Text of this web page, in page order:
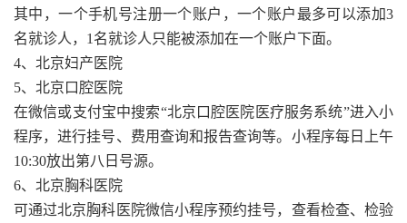
其中，一个手机号注册一个账户，一个账户最多可以添加3
名就诊人，1名就诊人只能被添加在一个账户下面。
4、北京妇产医院
5、北京口腔医院
在微信或支付宝中搜索“北京口腔医院医疗服务系统”进入小
程序，进行挂号、费用查询和报告查询等。小程序每日上午
10:30放出第八日号源。
6、北京胸科医院
可通过北京胸科医院微信小程序预约挂号，查看检查、检验